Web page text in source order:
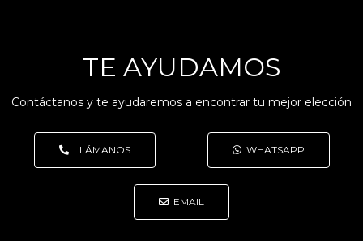
TE AYUDAMOS
Contáctanos y te ayudaremos a encontrar tu mejor elección
LLÁMANOS WHATSAPP
EMAIL